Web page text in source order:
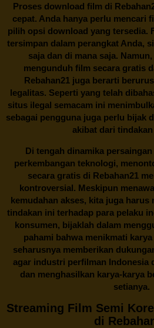
Proses download film di
cepat. Anda hanya perlu mencari
pilih opsi download yang tersedia.
tersimpan dalam perangkat Anda,
saja dan di mana saja.
mengunduh film secara gratis
Rebahan21 juga berarti
legalitas. Seperti yang telah
situs ilegal semacam ini
sebagai pengguna juga perlu bijak
akibat dari
Di tengah dinamika
perkembangan teknologi,
secara gratis di Rebahan21
kontroversial. Meskipun
kemudahan akses, kita juga harus
tindakan ini terhadap para pelaku
konsumen, bijaklah dalam
pahami bahwa menikmati
seharusnya memberikan
agar industri perfilman Indonesia
dan menghasilkan karya-karya
setianya.
Streaming Film Semi
di